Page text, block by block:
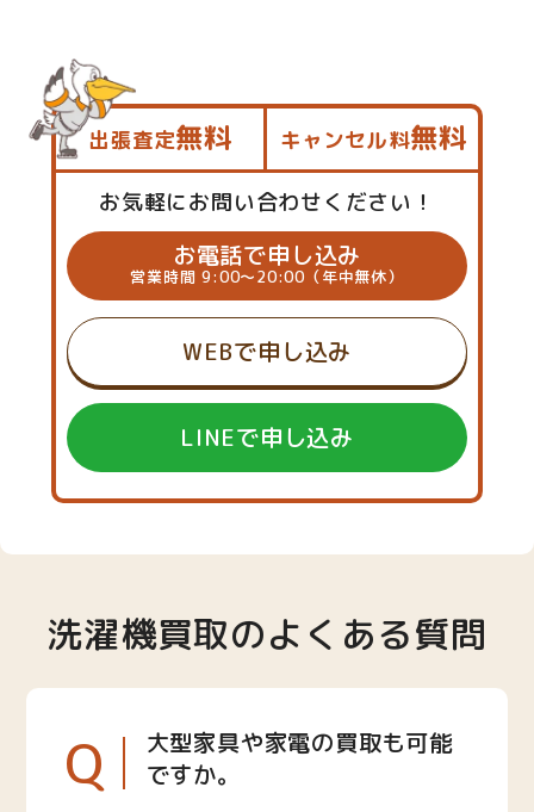
出張査定無料 キャンセル料無料
お気軽にお問い合わせください！
お電話で申し込み
営業時間 9:00～20:00（年中無休）
WEBで申し込み
LINEで申し込み
洗濯機買取のよくある質問
Q
大型家具や家電の買取も可能
ですか。